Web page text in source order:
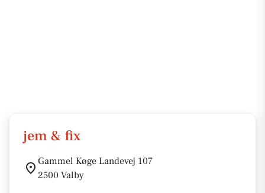
jem & fix
Gammel Køge Landevej 107
2500 Valby